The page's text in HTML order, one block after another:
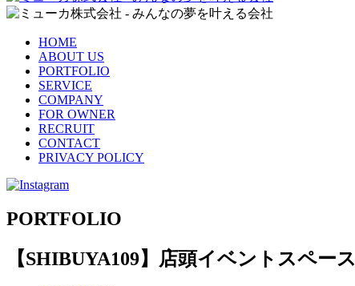
HOME
ABOUT US
PORTFOLIO
SERVICE
COMPANY
FOR OWNER
RECRUIT
CONTACT
PRIVACY POLICY
PORTFOLIO
【SHIBUYA109】店頭イベントスペース